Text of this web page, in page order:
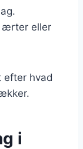
ærter eller
efter hvad
i